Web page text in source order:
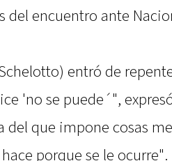
del encuentro ante
entró de
'no se puede´",
del que impone cosas
porque se le ocurre".